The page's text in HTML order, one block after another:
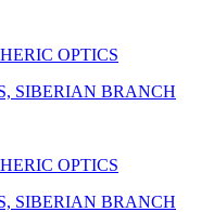
OPTICS
SIBERIAN BRANCH
OPTICS
SIBERIAN BRANCH